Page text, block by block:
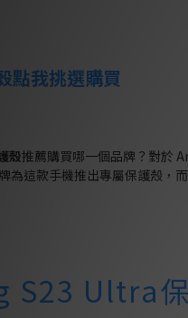
點我挑選購買
殼推薦購買哪一個品牌？對於
為這款手機推出專屬保護殼，
S23 Ultra